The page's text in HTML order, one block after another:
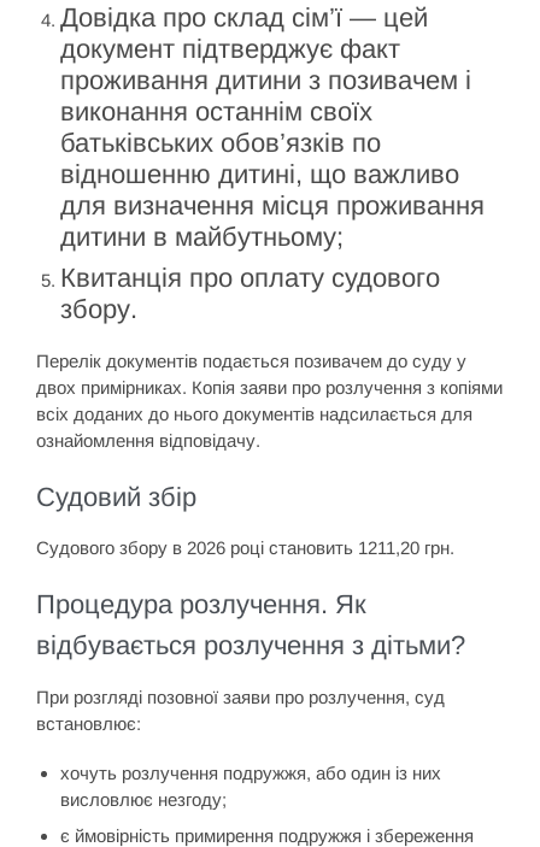
Довідка про склад сім’ї — цей
документ підтверджує факт
проживання дитини з позивачем і
виконання останнім своїх
батьківських обов’язків по
відношенню дитині, що важливо
для визначення місця проживання
дитини в майбутньому;
Квитанція про оплату судового
збору.
Перелік документів подається позивачем до суду у
двох примірниках. Копія заяви про розлучення з копіями
всіх доданих до нього документів надсилається для
ознайомлення відповідачу.
Судовий збір
Судового збору в 2026 році становить 1211,20 грн.
Процедура розлучення. Як
відбувається розлучення з дітьми?
При розгляді позовної заяви про розлучення, суд
встановлює:
хочуть розлучення подружжя, або один із них
висловлює незгоду;
є ймовірність примирення подружжя і збереження